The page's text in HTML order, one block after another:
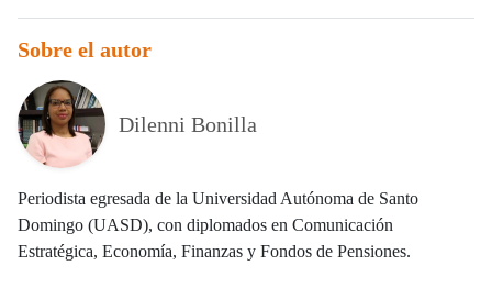
Sobre el autor
Dilenni Bonilla
Periodista egresada de la Universidad Autónoma de Santo
Domingo (UASD), con diplomados en Comunicación
Estratégica, Economía, Finanzas y Fondos de Pensiones.